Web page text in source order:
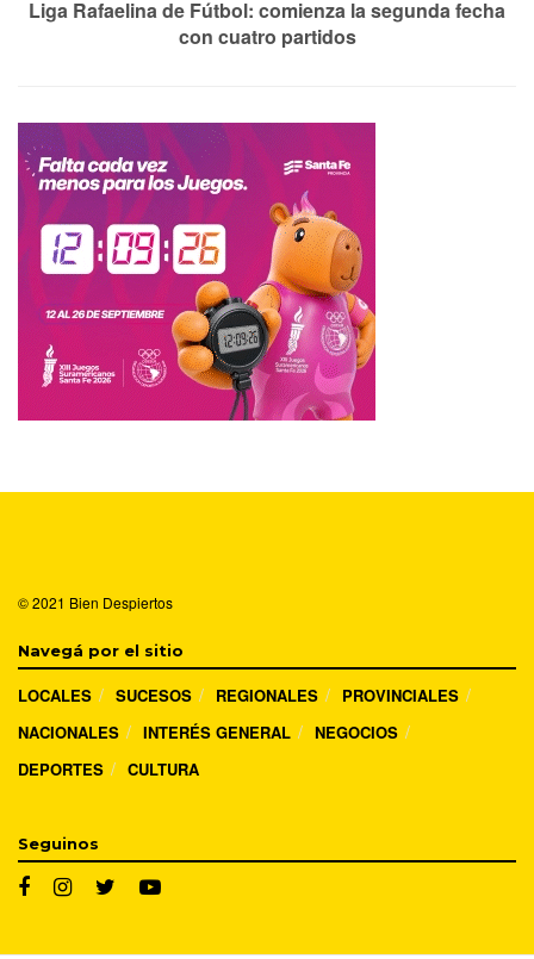
Liga Rafaelina de Fútbol: comienza la segunda fecha
con cuatro partidos
© 2021 Bien Despiertos
Navegá por el sitio
LOCALES SUCESOS REGIONALES
PROVINCIALES
NACIONALES
INTERÉS GENERAL
NEGOCIOS
DEPORTES
CULTURA
Seguinos